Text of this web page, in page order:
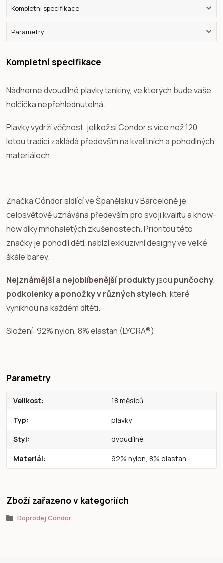
Kompletní specifikace
Parametry
Kompletní specifikace
Nádherné dvoudílné plavky tankiny, ve kterých bude vaše
holčička nepřehlédnutelná.
Plavky vydrží věčnost, jelikož si Cóndor s více než 120
letou tradicí zakládá především na kvalitních a pohodlných
materiálech.
Značka Cóndor sídlící ve Španělsku v Barceloně je
celosvětově uznávána především pro svoji kvalitu a know-
how díky mnohaletých zkušenostech. Prioritou této
značky je pohodlí dětí, nabízí exkluzivní designy ve velké
škále barev.
Nejznámější a nejoblíbenější produktyjsou punčochy,
podkolenky a ponožky v různých stylech, které
vyniknou na každém dítěti.
Složení: 92% nylon, 8% elastan (LYCRA®)
Parametry
Velikost 18 měsíců
Typ plavky
Styl dvoudílné
Materiál 92% nylon, 8% elastan
Zboží zařazeno v kategoriích
Doprodej Cóndor